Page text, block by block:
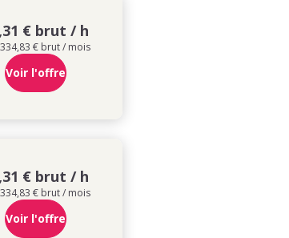
€ brut / h
€ brut / mois
Voir l'offre
€ brut / h
€ brut / mois
Voir l'offre